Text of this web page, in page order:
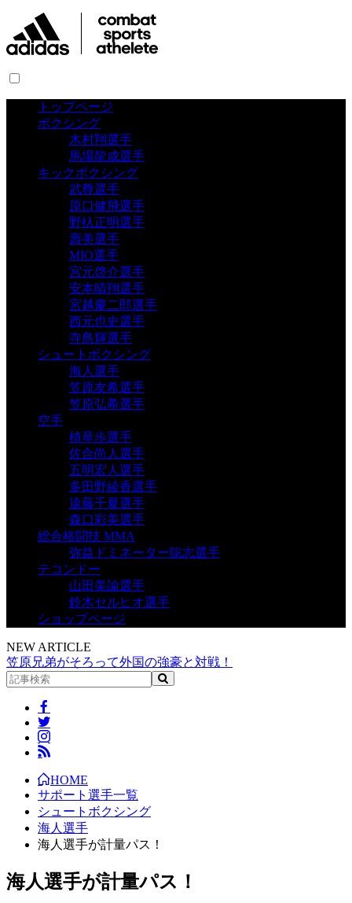
トップページ
ボクシング
木村翔選手
馬場龍成選手
キックボクシング
武尊選手
原口健飛選手
野杁正明選手
壽美選手
MIO選手
宮元啓介選手
安本晴翔選手
宮越慶二郎選手
西元也史選手
寺島輝選手
シュートボクシング
海人選手
笠原友希選手
笠原弘希選手
空手
植草歩選手
佐合尚人選手
五明宏人選手
多田野綾香選手
遠藤千夏選手
森口彩美選手
総合格闘技 MMA
弥益ドミネーター聡志選手
テコンドー
山田美諭選手
鈴木セルヒオ選手
ショップページ
NEW ARTICLE
笠原兄弟がそろって外国の強豪と対戦！
HOME
サポート選手一覧
シュートボクシング
海人選手
海人選手が計量パス！
海人選手が計量パス！